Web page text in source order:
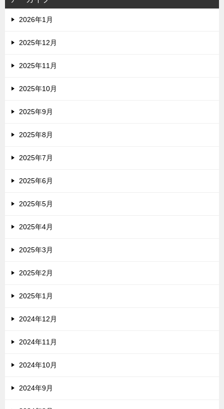
2026年1月
2025年12月
2025年11月
2025年10月
2025年9月
2025年8月
2025年7月
2025年6月
2025年5月
2025年4月
2025年3月
2025年2月
2025年1月
2024年12月
2024年11月
2024年10月
2024年9月